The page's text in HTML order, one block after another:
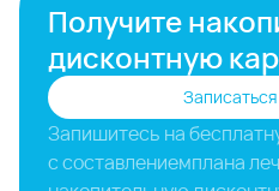
Получите
дисконтную
Запишитесь на
с составлениемплана